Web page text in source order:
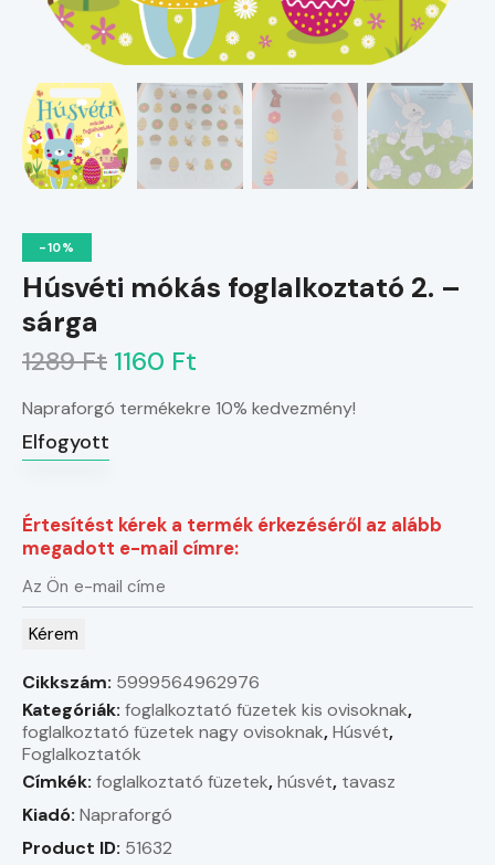
-10%
Húsvéti mókás foglalkoztató 2. –
sárga
1289 Ft 1160 Ft
Napraforgó termékekre 10% kedvezmény!
Elfogyott
Értesítést kérek a termék érkezéséről az alább
megadott e-mail címre:
Kérem
Cikkszám: 5999564962976
Kategóriák: foglalkoztató füzetek kis ovisoknak,
foglalkoztató füzetek nagy ovisoknak,Húsvét,
Foglalkoztatók
Címkék: foglalkoztató füzetek,húsvét, tavasz
Kiadó: Napraforgó
Product ID: 51632